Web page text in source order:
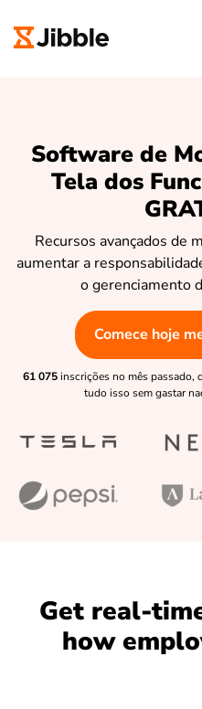
Software de
Tela dos
Recursos avançados de
aumentar a
o gerenciamento
Comece hoje
61 075inscrições no mês passado,
tudo isso sem gastar
Get real-
how